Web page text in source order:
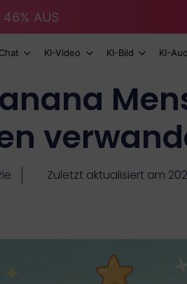
AUS
KI-Video KI-Bild KI-
Zuletzt aktualisiert am